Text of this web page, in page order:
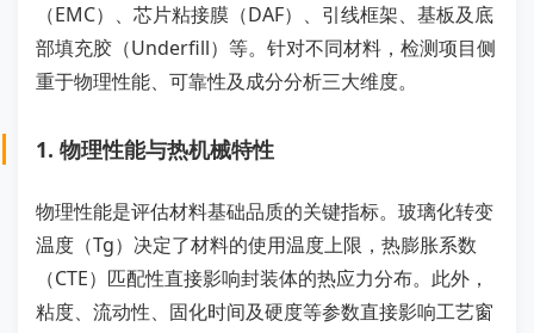
（EMC）、芯片粘接膜（DAF）、引线框架、基板及底
部填充胶（Underfill）等。针对不同材料，检测项目侧
重于物理性能、可靠性及成分分析三大维度。
1. 物理性能与热机械特性
物理性能是评估材料基础品质的关键指标。玻璃化转变
温度（Tg）决定了材料的使用温度上限，热膨胀系数
（CTE）匹配性直接影响封装体的热应力分布。此外，
粘度、流动性、固化时间及硬度等参数直接影响工艺窗